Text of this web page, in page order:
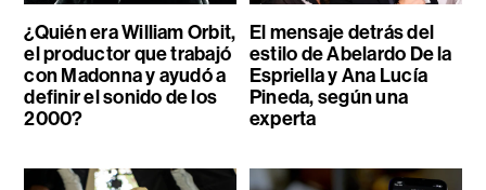
¿Quién era William Orbit,
el productor que trabajó
con Madonna y ayudó a
definir el sonido de los
2000?
El mensaje detrás del
estilo de Abelardo De la
Espriella y Ana Lucía
Pineda, según una
experta